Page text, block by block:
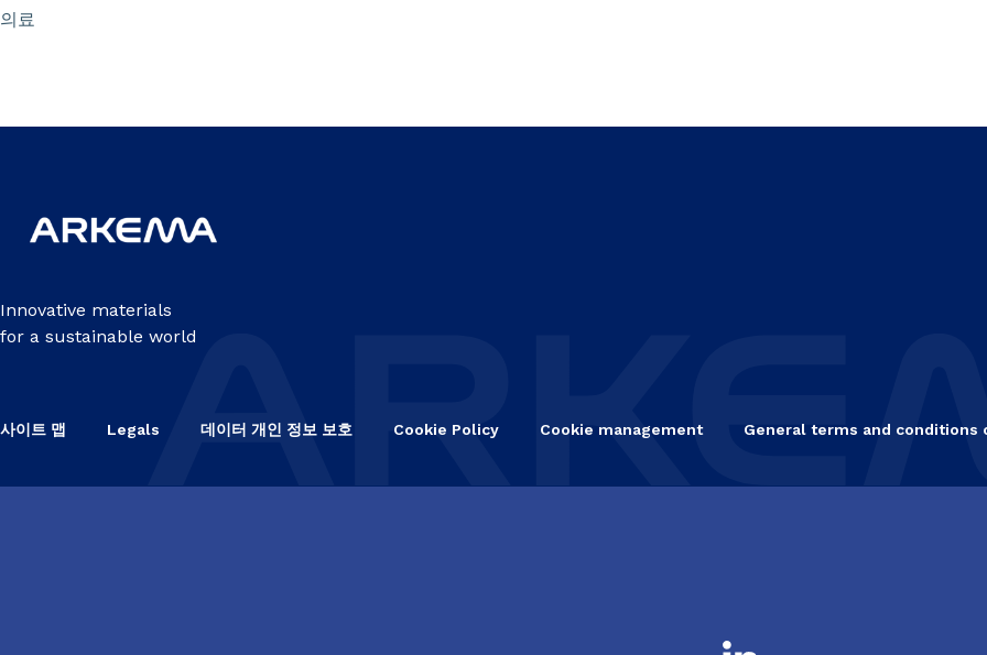
의료
Innovative materials
for a sustainable world
사이트 맵 Legals 데이터 개인 정보 보호 Cookie Policy Cookie management General terms and conditions